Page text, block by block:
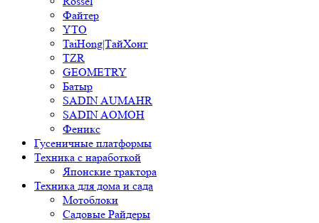
Файтер
YTO
TaiHong|ТайХонг
TZR
GEOMETRY
Батыр
SADIN AUMAHR
SADIN AOMOH
Феникс
Гусеничные платформы
Техника с наработкой
Японские трактора
Техника для дома и сада
Мотоблоки
Садовые Райдеры